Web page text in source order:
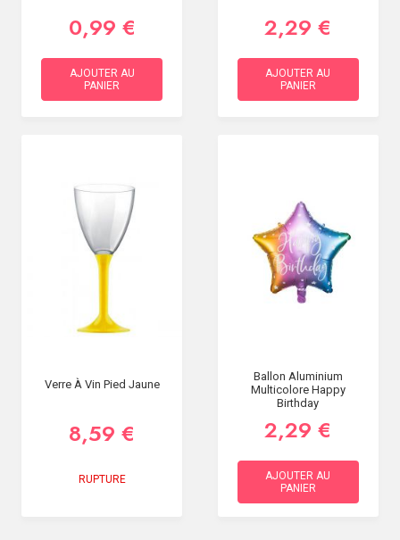
0,99 €
AJOUTER AU
PANIER
2,29 €
AJOUTER AU
PANIER
Verre À Vin Pied Jaune
8,59 €
RUPTURE
Ballon Aluminium
Multicolore Happy
Birthday
2,29 €
AJOUTER AU
PANIER